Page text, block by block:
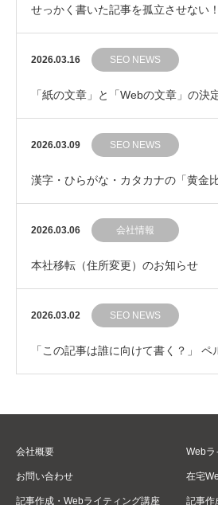
せっかく書いた記事を孤立させない
る「内部リンク」の自然な繋ぎ方
2026.03.16 SEO NEWS
「紙の文章」と「Webの文章」の決
れるWeb記事の鉄則
2026.03.09 SEO NEWS
漢字・ひらがな・カタカナの「黄金
ールの手を止めない文章の見た目コ
2026.03.06 会社情報
本社移転（住所変更）のお知らせ
2026.03.02 SEO NEWS
「この記事は誰に向けて書く？」
会社概要
お問い合わせ
記事作成・Webライティング講座
Webラ
在宅
記事作